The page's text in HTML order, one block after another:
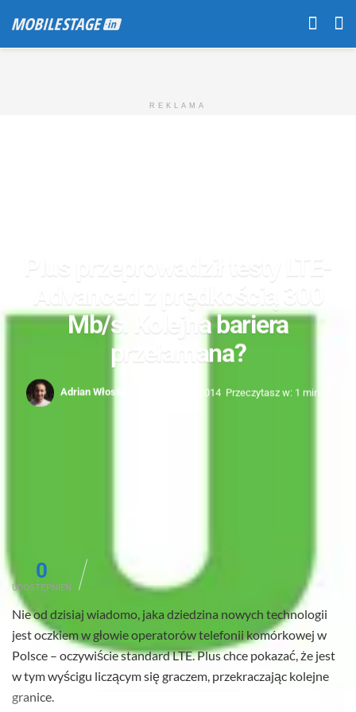
REKLAMA
Mb/s. Kolejna bariera
przełamana?
Adrian Włosik 7 listopada 2014 Przeczytasz w: 1 min
0
UDOSTĘPNIEŃ
Nie od dzisiaj wiadomo, jaka dziedzina nowych technologii
jest oczkiem w głowie operatorów telefonii komórkowej w
Polsce – oczywiście standard LTE. Plus chce pokazać, że jest
w tym wyścigu liczącym się graczem, przekraczając kolejne
granice.